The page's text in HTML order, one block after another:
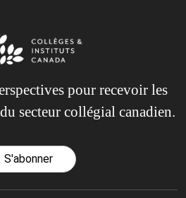
pour recevoir les
secteur collégial canadien.
S'abonner